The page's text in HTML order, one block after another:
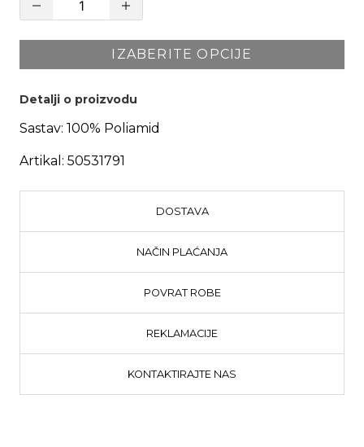
IZABERITE OPCIJE
Detalji o proizvodu
Sastav: 100% Poliamid
Artikal: 50531791
DOSTAVA
NAČIN PLAĆANJA
POVRAT ROBE
REKLAMACIJE
KONTAKTIRAJTE NAS